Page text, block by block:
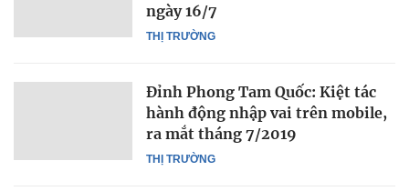
THỊ TRƯỜNG
ngày 16/7
THỊ TRƯỜNG
Đỉnh Phong Tam Quốc: Kiệt tác
hành động nhập vai trên mobile,
ra mắt tháng 7/2019